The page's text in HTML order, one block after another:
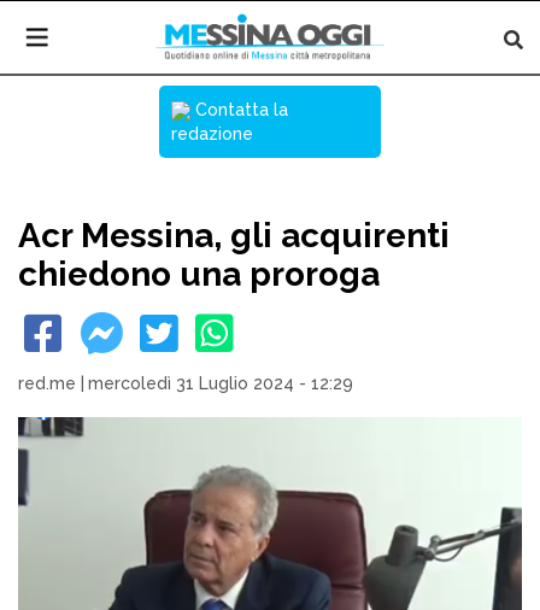
Contatta la
redazione
Acr Messina, gli acquirenti
chiedono una proroga
red.me mercoledì 31 Luglio 2024 - 12:29